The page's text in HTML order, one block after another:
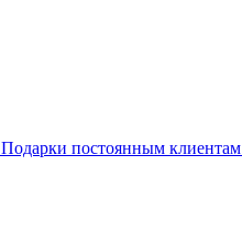
Подарки постоянным клиентам